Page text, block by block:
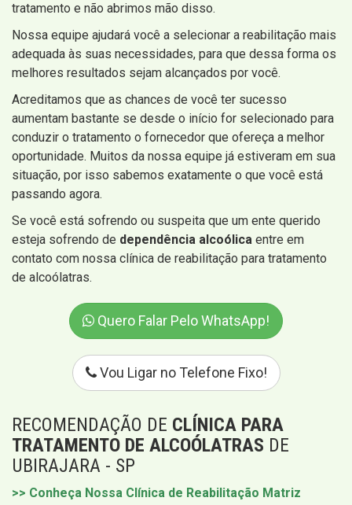
tratamento e não abrimos mão disso.
Nossa equipe ajudará você a selecionar a reabilitação mais
adequada às suas necessidades, para que dessa forma os
melhores resultados sejam alcançados por você.
Acreditamos que as chances de você ter sucesso
aumentam bastante se desde o início for selecionado para
conduzir o tratamento o fornecedor que ofereça a melhor
oportunidade. Muitos da nossa equipe já estiveram em sua
situação, por isso sabemos exatamente o que você está
passando agora.
Se você está sofrendo ou suspeita que um ente querido
esteja sofrendo de dependência alcoólica entre em
contato com nossa clínica de reabilitação para tratamento
de alcoólatras.
Quero Falar Pelo WhatsApp!
Vou Ligar no Telefone Fixo!
RECOMENDAÇÃO DE CLÍNICA PARA
TRATAMENTO DE ALCOÓLATRAS DE
UBIRAJARA - SP
>> Conheça Nossa Clínica de Reabilitação Matriz